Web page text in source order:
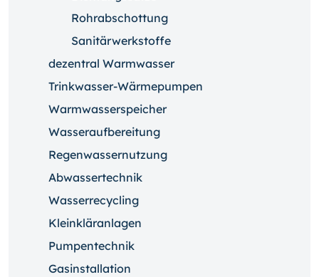
Rohrabschottung
Sanitärwerkstoffe
dezentral Warmwasser
Trinkwasser-Wärmepumpen
Warmwasserspeicher
Wasseraufbereitung
Regenwassernutzung
Abwassertechnik
Wasserrecycling
Kleinkläranlagen
Pumpentechnik
Gasinstallation